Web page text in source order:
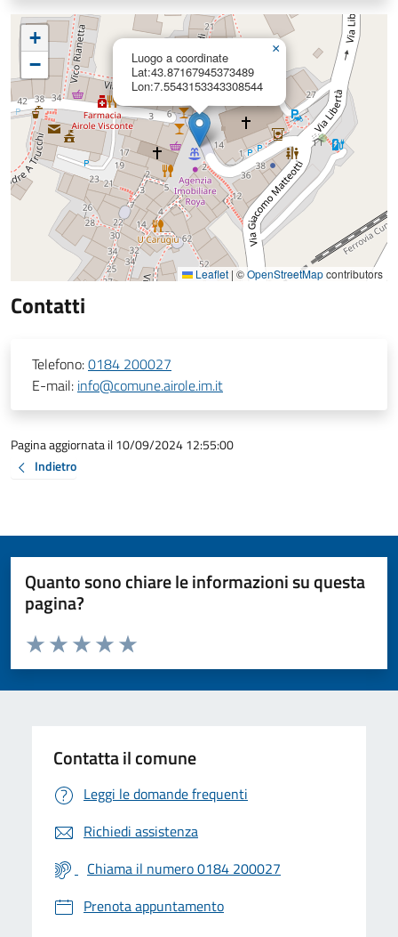
Luogo a coordinate
Lat:43.87167945373489
Lon:7.5543153343308544
×
+
−
Leaflet | ©OpenStreetMapcontributors
Contatti
Telefono:0184 200027
E-mail: info@comune.airole.im.it
Pagina aggiornata il 10/09/2024 12:55:00
Indietro
Quanto sono chiare le informazioni su questa
pagina?
Valuta da 1 a 5 stelle la pagina
Valuta 5 stelle su 5
Valuta 4 stelle su 5
Valuta 3 stelle su 5
Valuta 2 stelle su 5
Valuta 1 stelle su 5
Contatta il comune
Leggi le domande frequenti
Richiedi assistenza
Chiama il numero 0184 200027
Prenota appuntamento